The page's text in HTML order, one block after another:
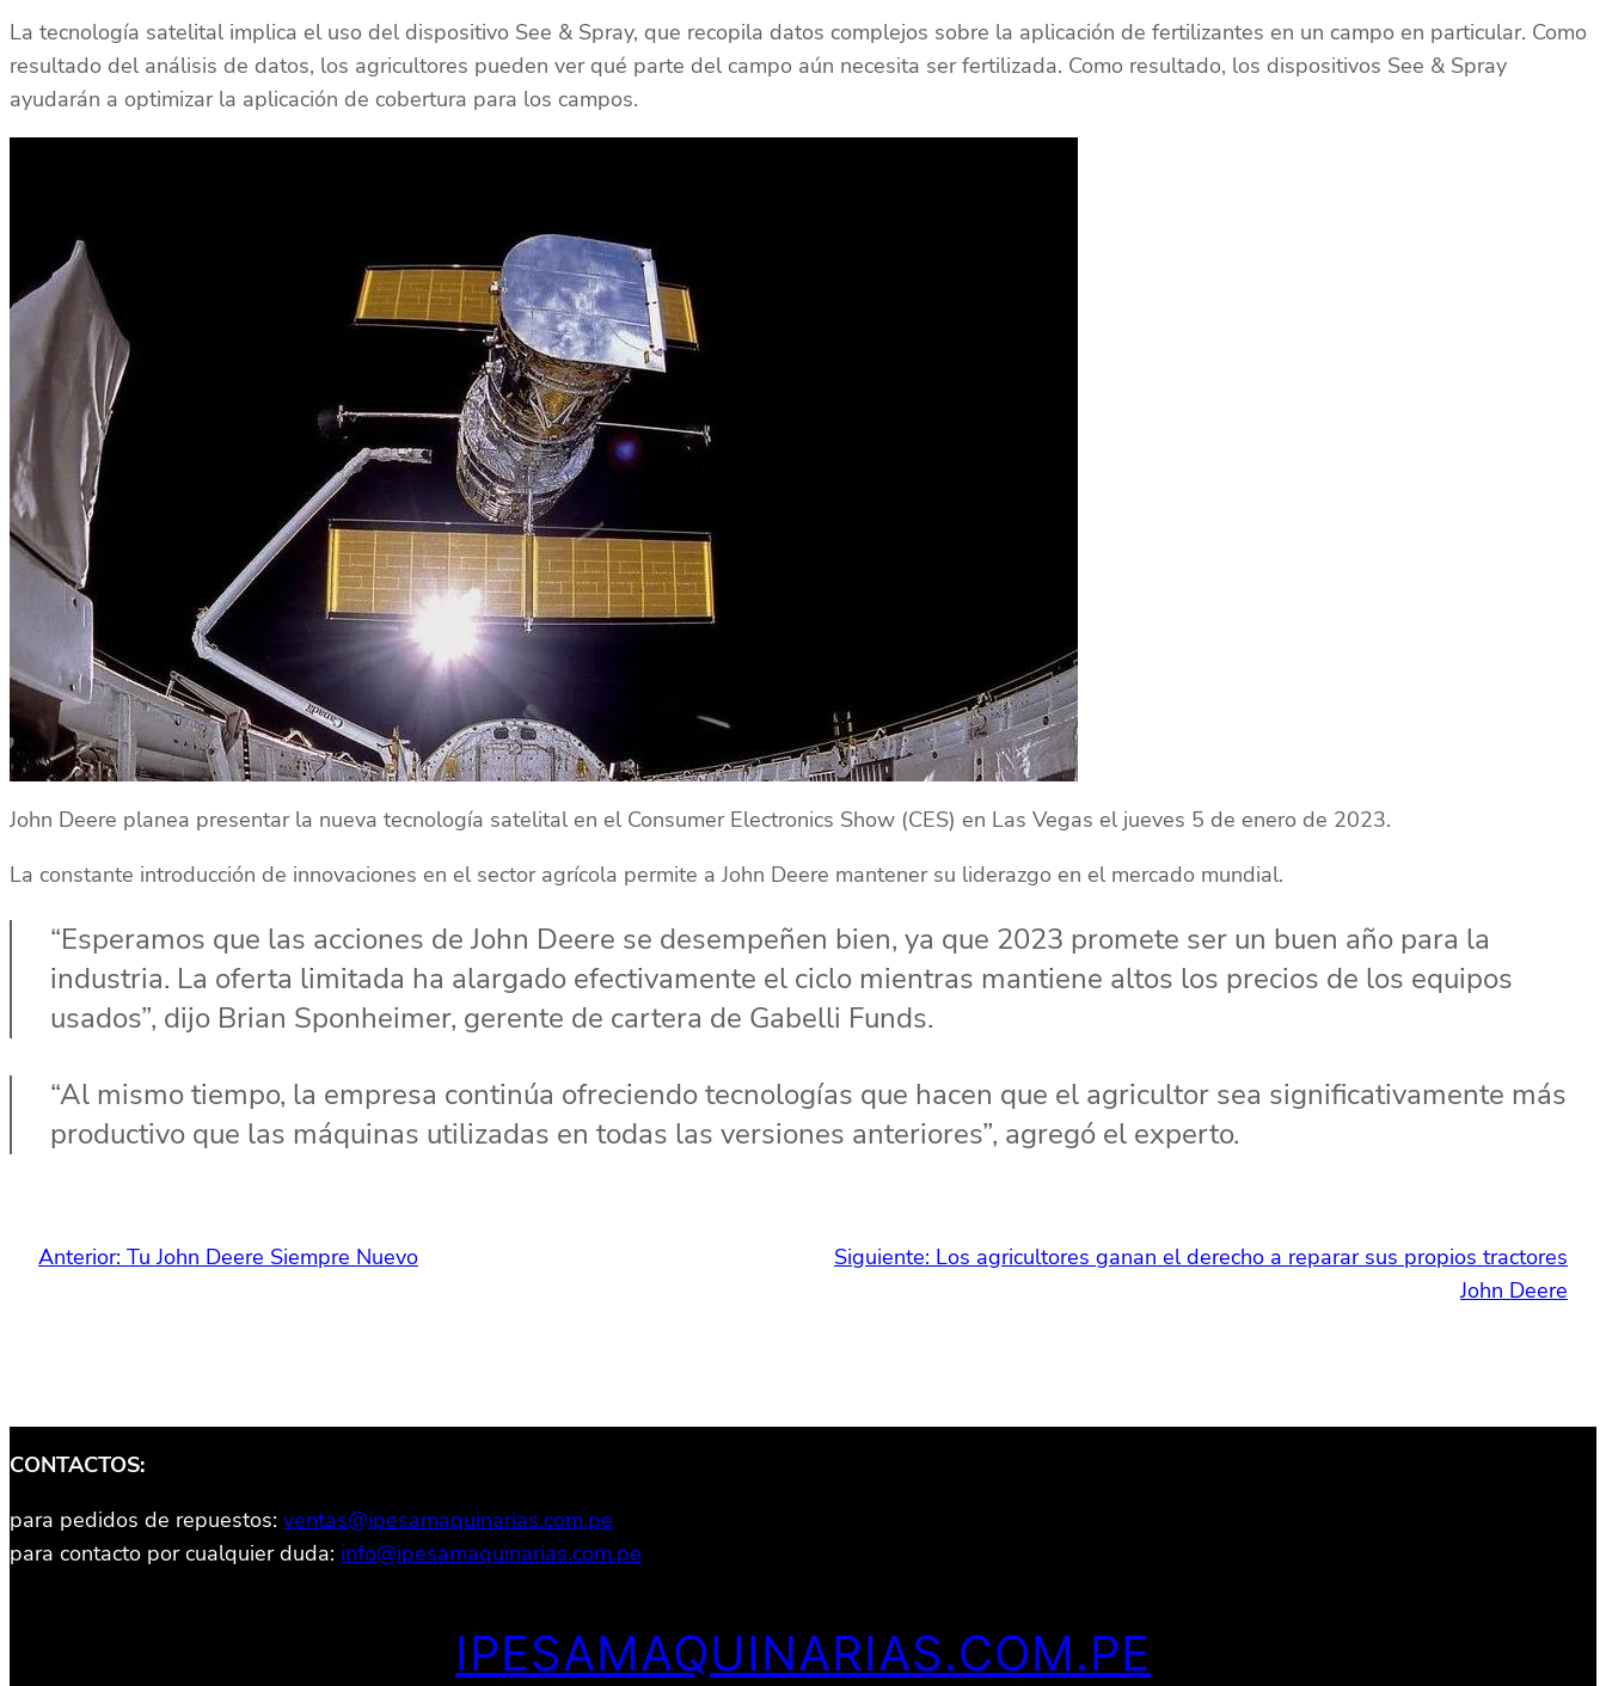
La tecnología satelital implica el uso del dispositivo See & Spray, que recopila datos complejos sobre la aplicación de fertilizantes en un campo en particular. Como
resultado del análisis de datos, los agricultores pueden ver qué parte del campo aún necesita ser fertilizada. Como resultado, los dispositivos See & Spray
ayudarán a optimizar la aplicación de cobertura para los campos.
John Deere planea presentar la nueva tecnología satelital en el Consumer Electronics Show (CES) en Las Vegas el jueves 5 de enero de 2023.
La constante introducción de innovaciones en el sector agrícola permite a John Deere mantener su liderazgo en el mercado mundial.
“Esperamos que las acciones de John Deere se desempeñen bien, ya que 2023 promete ser un buen año para la
industria. La oferta limitada ha alargado efectivamente el ciclo mientras mantiene altos los precios de los equipos
usados”, dijo Brian Sponheimer, gerente de cartera de Gabelli Funds.
“Al mismo tiempo, la empresa continúa ofreciendo tecnologías que hacen que el agricultor sea significativamente más
productivo que las máquinas utilizadas en todas las versiones anteriores”, agregó el experto.
Anterior: Tu John Deere Siempre Nuevo Siguiente: Los agricultores ganan el derecho a reparar sus propios tractores
John Deere
CONTACTOS:
para pedidos de repuestos: ventas@ipesamaquinarias.com.pe
para contacto por cualquier duda: info@ipesamaquinarias.com.pe
IPESAMAQUINARIAS.COM.PE